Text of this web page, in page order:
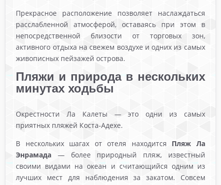
Прекрасное расположение позволяет наслаждаться
расслабленной атмосферой, оставаясь при этом в
непосредственной близости от торговых зон,
активного отдыха на свежем воздухе и одних из самых
живописных пейзажей острова.
Пляжи и природа в нескольких
минутах ходьбы
Окрестности Ла Калеты — это одни из самых
приятных пляжей Коста-Адехе.
В нескольких шагах от отеля находится Пляж Ла
Энрамада — более природный пляж, известный
своими видами на океан и считающийся одним из
лучших мест для наблюдения за закатом. Совсем